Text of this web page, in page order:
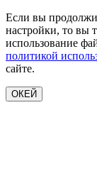
Если вы
настройки, то вы
использование
политикой
сайте.
ОКЕЙ